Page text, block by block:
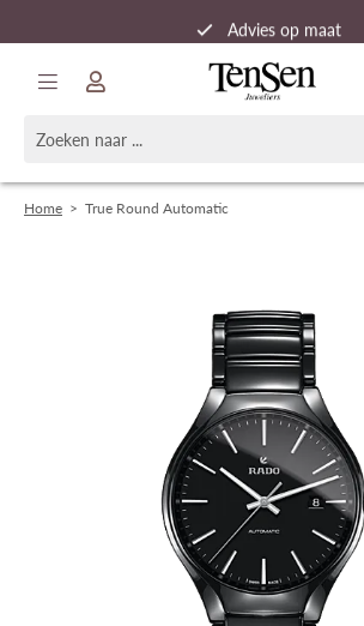
Advies op maat
Snelle verzending
Home > True Round Automatic